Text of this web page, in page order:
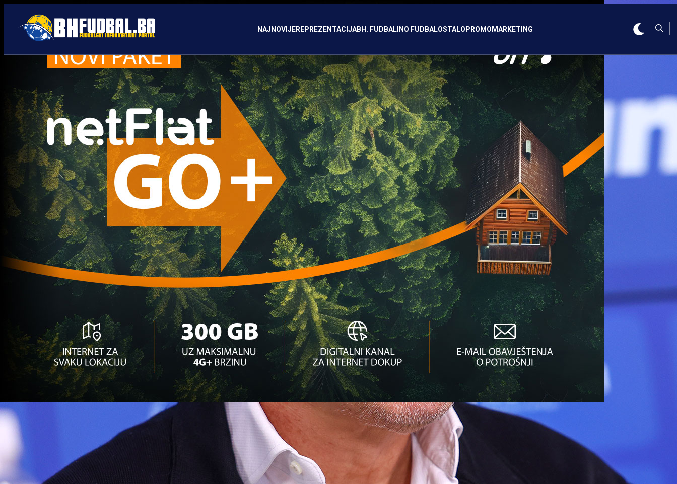
NAJNOVIJEREPREZENTACIJABH. FUDBALINO FUDBALOSTALO PROMO MARKETING
Premijer liga BiH
Premijer liga BiH
Pet golova i preokret u Mostaru: Sarajevo srušilo Velež!
2 mjesec 2 sedmica